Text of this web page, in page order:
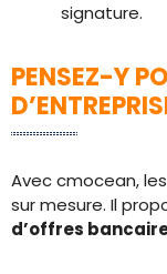
signature.
PENSEZ-Y
Avec cmocean,
sur mesure. Il
d’offres